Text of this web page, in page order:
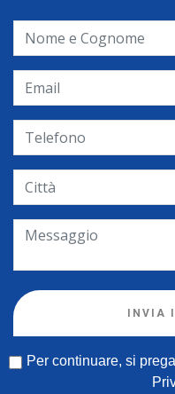
INVIA
Per continuare, si